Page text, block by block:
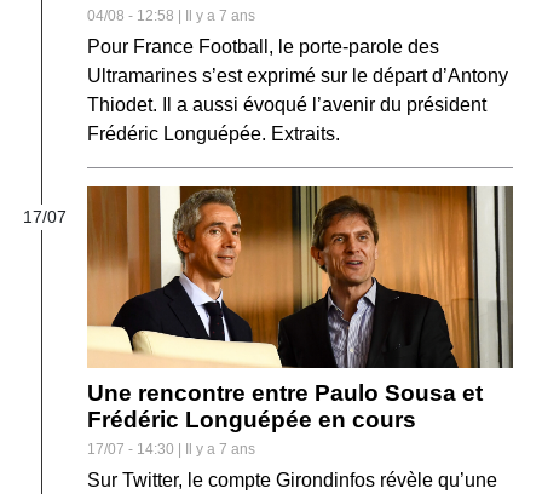
04/08 - 12:58 | Il y a 7 ans
Pour France Football, le porte-parole des
Ultramarines s’est exprimé sur le départ d’Antony
Thiodet. Il a aussi évoqué l’avenir du président
Frédéric Longuépée. Extraits.
17/07
Une rencontre entre Paulo Sousa et
Frédéric Longuépée en cours
17/07 - 14:30 | Il y a 7 ans
Sur Twitter, le compte Girondinfos révèle qu’une